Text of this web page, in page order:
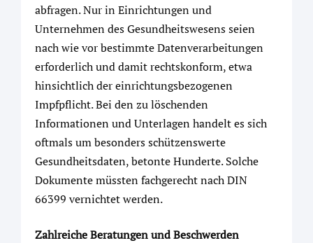
abfragen. Nur in Einrichtungen und
Unternehmen des Gesundheitswesens seien
nach wie vor bestimmte Datenverarbeitungen
erforderlich und damit rechtskonform, etwa
hinsichtlich der einrichtungsbezogenen
Impfpflicht. Bei den zu löschenden
Informationen und Unterlagen handelt es sich
oftmals um besonders schützenswerte
Gesundheitsdaten, betonte Hunderte. Solche
Dokumente müssten fachgerecht nach DIN
66399 vernichtet werden.
Zahlreiche Beratungen und Beschwerden